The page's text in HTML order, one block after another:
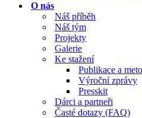
O nás
Náš příběh
Náš tým
Projekty
Galerie
Ke stažení
Publikace a
Výroční zprávy
Presskit
Dárci a partneři
Časté dotazy (FAQ)